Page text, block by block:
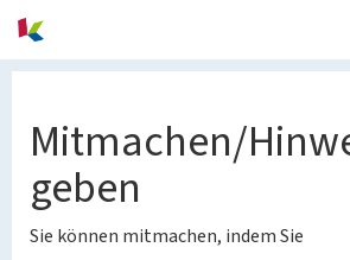
Mitmachen/
geben
Sie können mitmachen, indem Sie